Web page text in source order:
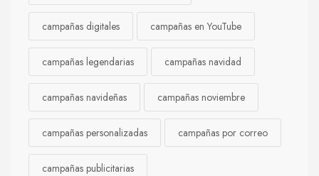
campañas digitales campañas en YouTube
campañas legendarias campañas navidad
campañas navideñas campañas noviembre
campañas personalizadas campañas por correo
campañas publicitarias